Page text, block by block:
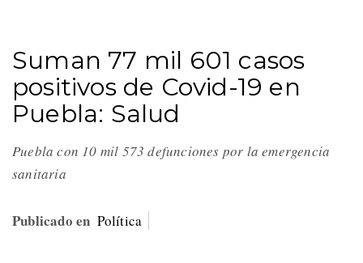
Suman 77 mil 601 casos
positivos de Covid-19 en
Puebla: Salud
Puebla con 10 mil 573 defunciones por la emergencia
sanitaria
Publicado en Política